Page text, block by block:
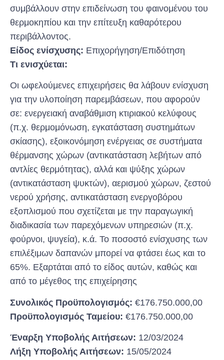
συμβάλλουν στην επιδείνωση του φαινομένου του
θερμοκηπίου και την επίτευξη καθαρότερου
περιβάλλοντος.
Είδος ενίσχυσης: Επιχορήγηση/Επιδότηση
Τι ενισχύεται:
Οι ωφελούμενες επιχειρήσεις θα λάβουν ενίσχυση
για την υλοποίηση παρεμβάσεων, που αφορούν
σε: ενεργειακή αναβάθμιση κτιριακού κελύφους
(π.χ. θερμομόνωση, εγκατάσταση συστημάτων
σκίασης), εξοικονόμηση ενέργειας σε συστήματα
θέρμανσης χώρων (αντικατάσταση λεβήτων από
αντλίες θερμότητας), αλλά και ψύξης χώρων
(αντικατάσταση ψυκτών), αερισμού χώρων, ζεστού
νερού χρήσης, αντικατάσταση ενεργοβόρου
εξοπλισμού που σχετίζεται με την παραγωγική
διαδικασία των παρεχόμενων υπηρεσιών (π.χ.
φούρνοι, ψυγεία), κ.ά. Το ποσοστό ενίσχυσης των
επιλέξιμων δαπανών μπορεί να φτάσει έως και το
65%. Εξαρτάται από το είδος αυτών, καθώς και
από το μέγεθος της επιχείρησης
Συνολικός Προϋπολογισμός: €176.750.000,00
Προϋπολογισμός Ταμείου: €176.750.000,00
Έναρξη Υποβολής Αιτήσεων: 12/03/2024
Λήξη Υποβολής Αιτήσεων: 15/05/2024